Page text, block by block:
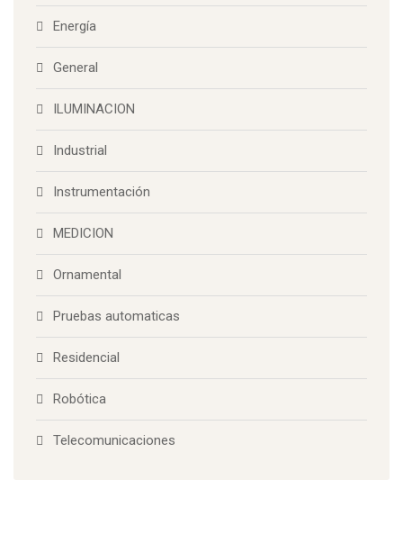
Energía
General
ILUMINACION
Industrial
Instrumentación
MEDICION
Ornamental
Pruebas automaticas
Residencial
Robótica
Telecomunicaciones